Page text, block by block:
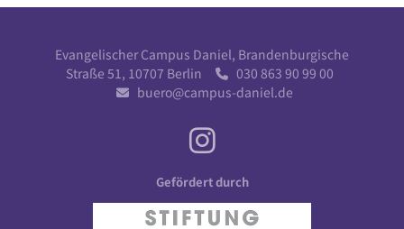
Evangelischer Campus Daniel, Brandenburgische
Straße 51, 10707 Berlin
030 863 90 99 00
 buero@campus-daniel.de
Gefördert durch